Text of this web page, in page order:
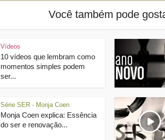
Você também pode
Vídeos
10 vídeos que lembram como
momentos simples podem
ser...
Série SER - Monja Coen
Monja Coen explica: Essência
do ser e renovação...